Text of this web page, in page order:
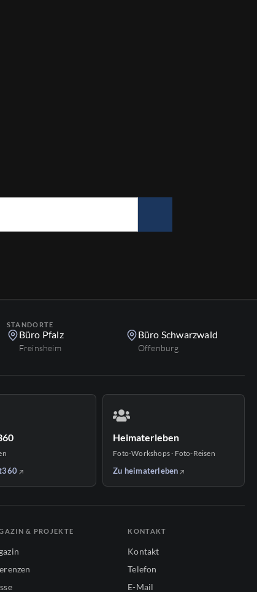
STANDORTE
Büro Pfalz
Freinsheim
Büro Schwarzwald
Offenburg
Heimaterleben
Foto-Workshops · Foto-Reisen
Zu heimaterleben
& PROJEKTE KONTAKT
Kontakt
Telefon
E-Mail